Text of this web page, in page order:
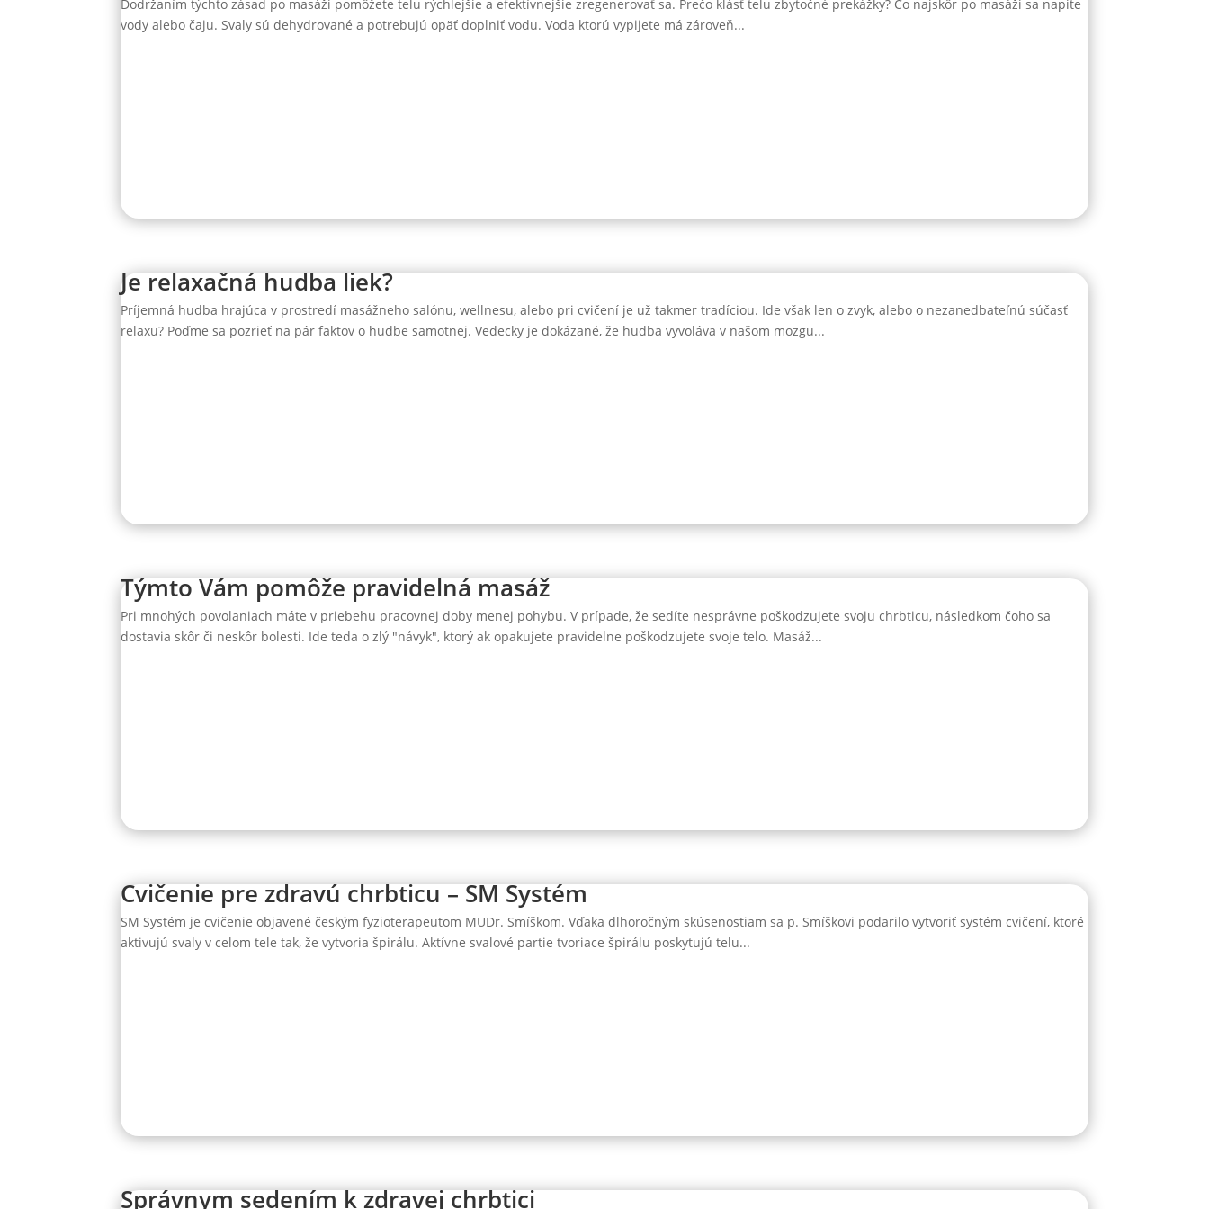
Dodržaním týchto zásad po masáži pomôžete telu rýchlejšie a efektívnejšie zregenerovať sa. Prečo klásť telu zbytočné prekážky? Čo najskôr po masáži sa napite
vody alebo čaju. Svaly sú dehydrované a potrebujú opäť doplniť vodu. Voda ktorú vypijete má zároveň...
Je relaxačná hudba liek?
Príjemná hudba hrajúca v prostredí masážneho salónu, wellnesu, alebo pri cvičení je už takmer tradíciou. Ide však len o zvyk, alebo o nezanedbateľnú súčasť
relaxu? Poďme sa pozrieť na pár faktov o hudbe samotnej. Vedecky je dokázané, že hudba vyvoláva v našom mozgu...
Týmto Vám pomôže pravidelná masáž
Pri mnohých povolaniach máte v priebehu pracovnej doby menej pohybu. V prípade, že sedíte nesprávne poškodzujete svoju chrbticu, následkom čoho sa
dostavia skôr či neskôr bolesti. Ide teda o zlý "návyk", ktorý ak opakujete pravidelne poškodzujete svoje telo. Masáž...
Cvičenie pre zdravú chrbticu – SM Systém
SM Systém je cvičenie objavené českým fyzioterapeutom MUDr. Smíškom. Vďaka dlhoročným skúsenostiam sa p. Smíškovi podarilo vytvoriť systém cvičení, ktoré
aktivujú svaly v celom tele tak, že vytvoria špirálu. Aktívne svalové partie tvoriace špirálu poskytujú telu...
Správnym sedením k zdravej chrbtici